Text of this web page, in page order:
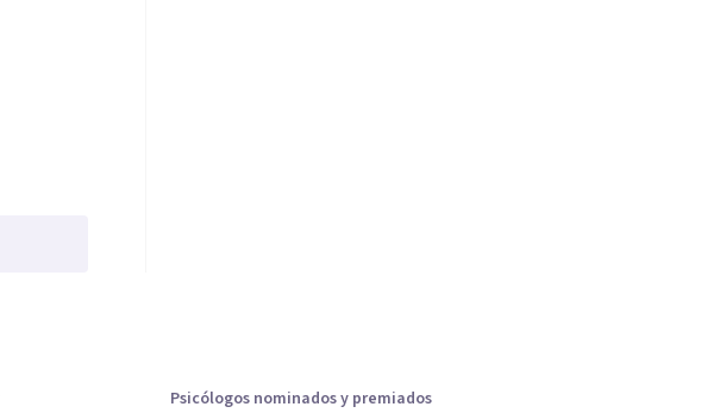
Psicólogos nominados y premiados